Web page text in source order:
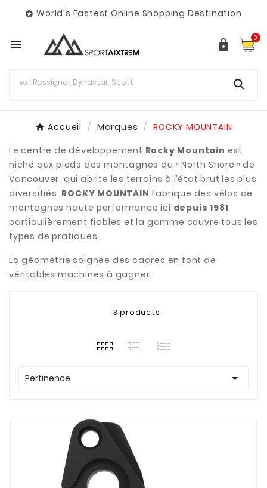
 World's Fastest Online Shopping Destination
  0

Accueil Marques
ROCKY MOUNTAIN
Le centre de développement Rocky Mountain est
niché aux pieds des montagnes du « North Shore » de
Vancouver, qui abrite les terrains à l’état brut les plus
diversifiés. ROCKY MOUNTAIN fabrique des vélos de
montagnes haute performance ici depuis 1981
particulièrement fiables et la gamme couvre tous les
types de pratiques.
La géométrie soignée des cadres en font de
véritables machines à gagner.
3 products
Pertinence 